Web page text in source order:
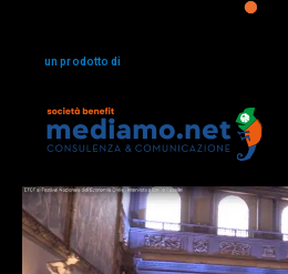
un prodotto di